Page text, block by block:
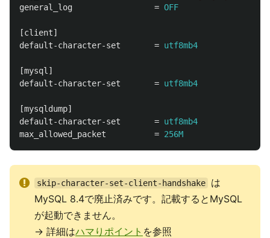
general_log
= OFF
[client]
default-character-set
= utf8mb4
[mysql]
default-character-set
= utf8mb4
[mysqldump]
default-character-set
= utf8mb4
max_allowed_packet
= 256M
skip-character-set-client-handshake
は
MySQL 8.4で廃止済みです。記載するとMySQL
が起動できません。
→ 詳細はハマりポイント を参照